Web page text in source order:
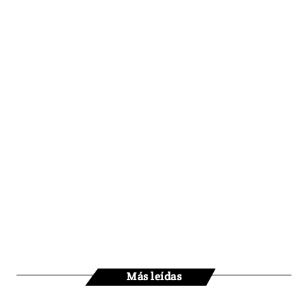
Más leídas